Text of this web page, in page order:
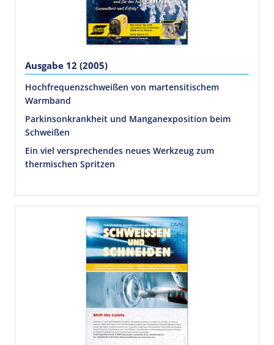
Ausgabe 12 (2005)
Hochfrequenzschweißen von martensitischem
Warmband
Parkinsonkrankheit und Manganexposition beim
Schweißen
Ein viel versprechendes neues Werkzeug zum
thermischen Spritzen